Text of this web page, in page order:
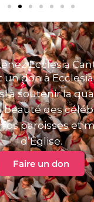
Ecclesia
un don à
à soutenir la
des
paroisses et
d’Église.
Faire un don